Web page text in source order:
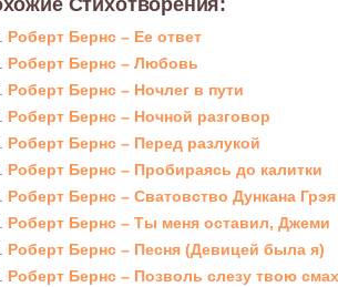
Стихотворения:
Роберт Бернс – Ее ответ
Роберт Бернс – Любовь
Роберт Бернс – Ночлег в пути
Роберт Бернс – Ночной разговор
Роберт Бернс – Перед разлукой
Роберт Бернс – Пробираясь до калитки
Роберт Бернс – Сватовство Дункана Грэя
Роберт Бернс – Ты меня оставил, Джеми
Роберт Бернс – Песня (Девицей была я)
Роберт Бернс – Позволь слезу твою